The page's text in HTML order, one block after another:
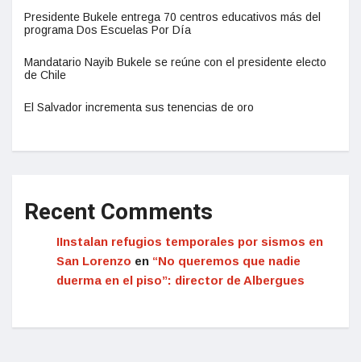
Presidente Bukele entrega 70 centros educativos más del
programa Dos Escuelas Por Día
Mandatario Nayib Bukele se reúne con el presidente electo
de Chile
El Salvador incrementa sus tenencias de oro
Recent Comments
IInstalan refugios temporales por sismos en
San Lorenzo en “No queremos que nadie
duerma en el piso”: director de Albergues